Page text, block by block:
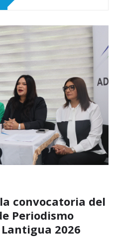
convocatoria del
Periodismo
2026